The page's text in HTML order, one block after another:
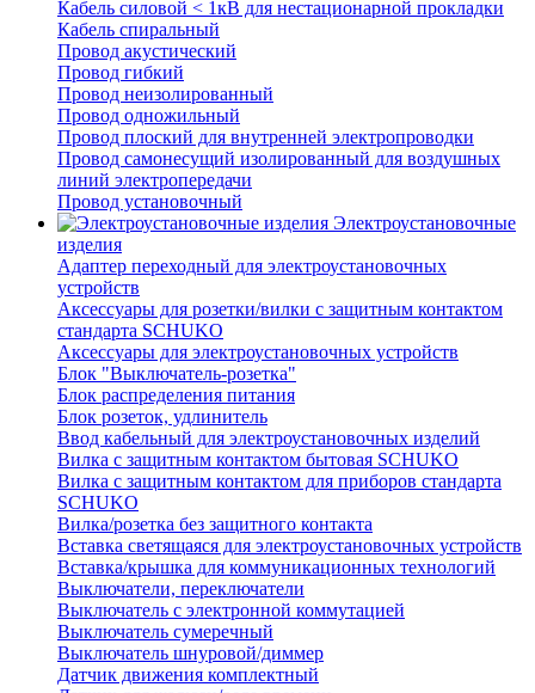
Кабель силовой < 1кВ для нестационарной прокладки
Кабель спиральный
Провод акустический
Провод гибкий
Провод неизолированный
Провод одножильный
Провод плоский для внутренней электропроводки
Провод самонесущий изолированный для воздушных
линий электропередачи
Провод установочный
Электроустановочные
изделия
Адаптер переходный для электроустановочных
устройств
Аксессуары для розетки/вилки с защитным контактом
стандарта SCHUKO
Аксессуары для электроустановочных устройств
Блок "Выключатель-розетка"
Блок распределения питания
Блок розеток, удлинитель
Ввод кабельный для электроустановочных изделий
Вилка с защитным контактом бытовая SCHUKO
Вилка с защитным контактом для приборов стандарта
SCHUKO
Вилка/розетка без защитного контакта
Вставка светящаяся для электроустановочных устройств
Вставка/крышка для коммуникационных технологий
Выключатели, переключатели
Выключатель с электронной коммутацией
Выключатель сумеречный
Выключатель шнуровой/диммер
Датчик движения комплектный